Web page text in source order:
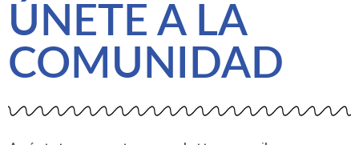
ÚNETE A LA
COMUNIDAD